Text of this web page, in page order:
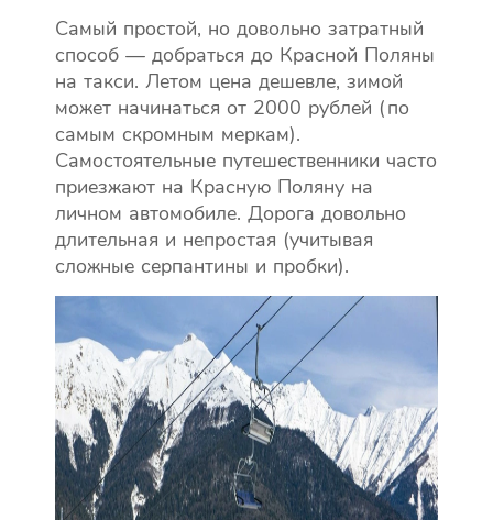
Самый простой, но довольно затратный
способ — добраться до Красной Поляны
на такси. Летом цена дешевле, зимой
может начинаться от 2000 рублей (по
самым скромным меркам).
Самостоятельные путешественники часто
приезжают на Красную Поляну на
личном автомобиле. Дорога довольно
длительная и непростая (учитывая
сложные серпантины и пробки).